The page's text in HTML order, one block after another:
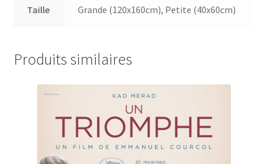
Taille Grande (120x160cm), Petite (40x60cm)
Produits similaires